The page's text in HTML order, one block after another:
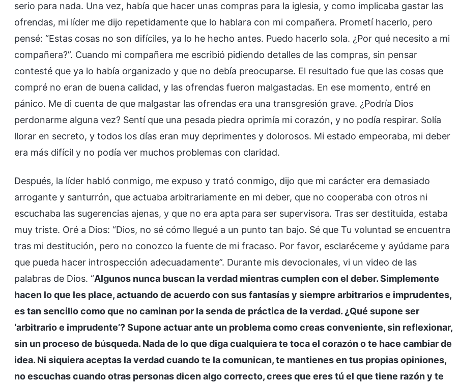
serio para nada. Una vez, había que hacer unas compras para la iglesia, y como implicaba gastar las
ofrendas, mi líder me dijo repetidamente que lo hablara con mi compañera. Prometí hacerlo, pero
pensé: “Estas cosas no son difíciles, ya lo he hecho antes. Puedo hacerlo sola. ¿Por qué necesito a mi
compañera?”. Cuando mi compañera me escribió pidiendo detalles de las compras, sin pensar
contesté que ya lo había organizado y que no debía preocuparse. El resultado fue que las cosas que
compré no eran de buena calidad, y las ofrendas fueron malgastadas. En ese momento, entré en
pánico. Me di cuenta de que malgastar las ofrendas era una transgresión grave. ¿Podría Dios
perdonarme alguna vez? Sentí que una pesada piedra oprimía mi corazón, y no podía respirar. Solía
llorar en secreto, y todos los días eran muy deprimentes y dolorosos. Mi estado empeoraba, mi deber
era más difícil y no podía ver muchos problemas con claridad.
Después, la líder habló conmigo, me expuso y trató conmigo, dijo que mi carácter era demasiado
arrogante y santurrón, que actuaba arbitrariamente en mi deber, que no cooperaba con otros ni
escuchaba las sugerencias ajenas, y que no era apta para ser supervisora. Tras ser destituida, estaba
muy triste. Oré a Dios: “Dios, no sé cómo llegué a un punto tan bajo. Sé que Tu voluntad se encuentra
tras mi destitución, pero no conozco la fuente de mi fracaso. Por favor, esclaréceme y ayúdame para
que pueda hacer introspección adecuadamente”. Durante mis devocionales, vi un video de las
palabras de Dios. “Algunos nunca buscan la verdad mientras cumplen con el deber. Simplemente
hacen lo que les place, actuando de acuerdo con sus fantasías y siempre arbitrarios e imprudentes,
es tan sencillo como que no caminan por la senda de práctica de la verdad. ¿Qué supone ser
‘arbitrario e imprudente’? Supone actuar ante un problema como creas conveniente, sin reflexionar,
sin un proceso de búsqueda. Nada de lo que diga cualquiera te toca el corazón o te hace cambiar de
idea. Ni siquiera aceptas la verdad cuando te la comunican, te mantienes en tus propias opiniones,
no escuchas cuando otras personas dicen algo correcto, crees que eres tú el que tiene razón y te